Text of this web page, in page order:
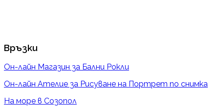
Връзки
Он-лайн Магазин за Бални Рокли
Он-лайн Ателие за Рисуване на Портрет по снимка
На море в Созопол